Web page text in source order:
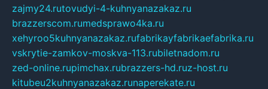
zajmy24.rutovudyi-4-kuhnyanazakaz.ru
brazzerscom.rumedsprawo4ka.ru
xehyroo5kuhnyanazakaz.rufabrikayfabrikaefabrika.ru
vskrytie-zamkov-moskva-113.rubiletnadom.ru
zed-online.rupimchax.rubrazzers-hd.ruz-host.ru
kitubeu2kuhnyanazakaz.runaperekate.ru